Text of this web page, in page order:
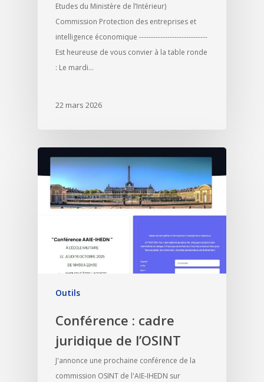
Etudes du Ministère de l’Intérieur)
Commission Protection des entreprises et
intelligence économique -----------------------------
Est heureuse de vous convier à la table ronde
: Le mardi…
22 mars 2026
Outils
Conférence : cadre
juridique de l’OSINT
J'annonce une prochaine conférence de la
commission OSINT de l'AIE-IHEDN sur